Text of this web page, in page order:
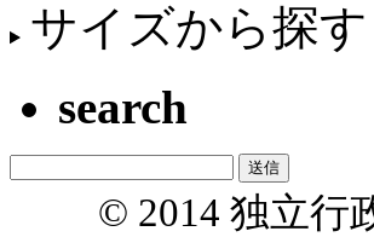
サイズから探す
search
© 2014 独立行